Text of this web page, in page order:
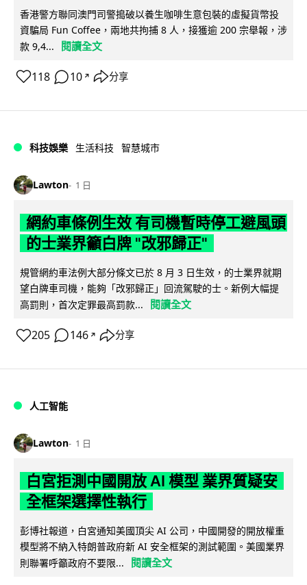
香港警方聯同澳門司警搗破以養生咖啡生意包裝的虛擬貨幣投
資騙局 Fun Coffee，兩地共拘捕 8 人，接獲逾 200 宗舉報，涉
款 9,4...
閱讀全文
118 10 ↗ 分享
科技娛樂 生活科技 智慧城市
Lawton 1 日
網約車條例生效 有司機暫時停工避風頭
的士業界籲白牌 "改邪歸正"
規管網約車法例大部分條文已於 8 月 3 日生效，的士業界就期
望白牌車司機，能夠「改邪歸正」回流駕駛的士。新例大幅提
高罰則，首次定罪最高罰款...
閱讀全文
205 146 ↗ 分享
人工智能
Lawton 1 日
白宮拒測中國開放 AI 模型 業界質疑安
全框架選擇性執行
彭博社報道，白宮通知美國頂尖 AI 公司，中國開發的開放權重
模型將不納入特朗普政府新 AI 安全框架的測試範圍。美國業界
則聯署呼籲政府不要限...
閱讀全文